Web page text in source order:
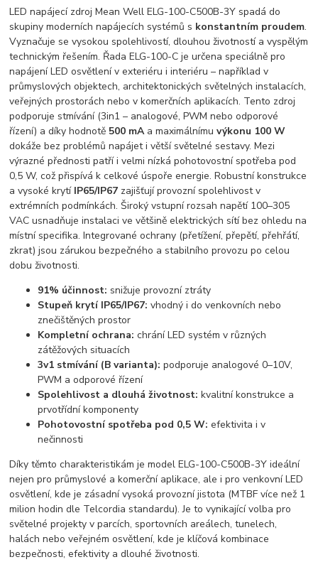
LED napájecí zdroj Mean Well ELG-100-C500B-3Y spadá do
skupiny moderních napájecích systémů s konstantním proudem.
Vyznačuje se vysokou spolehlivostí, dlouhou životností a vyspělým
technickým řešením. Řada ELG-100-C je určena speciálně pro
napájení LED osvětlení v exteriéru i interiéru – například v
průmyslových objektech, architektonických světelných instalacích,
veřejných prostorách nebo v komerčních aplikacích. Tento zdroj
podporuje stmívání (3in1 – analogové, PWM nebo odporové
řízení) a díky hodnotě 500 mAa maximálnímuvýkonu 100 W
dokáže bez problémů napájet i větší světelné sestavy. Mezi
výrazné přednosti patří i velmi nízká pohotovostní spotřeba pod
0,5 W, což přispívá k celkové úspoře energie. Robustní konstrukce
a vysoké krytí IP65/IP67 zajišťují provozní spolehlivost v
extrémních podmínkách. Široký vstupní rozsah napětí 100–305
VAC usnadňuje instalaci ve většině elektrických sítí bez ohledu na
místní specifika. Integrované ochrany (přetížení, přepětí, přehřátí,
zkrat) jsou zárukou bezpečného a stabilního provozu po celou
dobu životnosti.
91% účinnost: snižuje provozní ztráty
Stupeň krytí IP65/IP67: vhodný i do venkovních nebo
znečištěných prostor
Kompletní ochrana: chrání LED systém v různých
zátěžových situacích
3v1 stmívání (B varianta): podporuje analogové 0–10V,
PWM a odporové řízení
Spolehlivost a dlouhá životnost: kvalitní konstrukce a
prvotřídní komponenty
Pohotovostní spotřeba pod 0,5 W: efektivita i v
nečinnosti
Díky těmto charakteristikám je model ELG-100-C500B-3Y ideální
nejen pro průmyslové a komerční aplikace, ale i pro venkovní LED
osvětlení, kde je zásadní vysoká provozní jistota (MTBF více než 1
milion hodin dle Telcordia standardu). Je to vynikající volba pro
světelné projekty v parcích, sportovních areálech, tunelech,
halách nebo veřejném osvětlení, kde je klíčová kombinace
bezpečnosti, efektivity a dlouhé životnosti.